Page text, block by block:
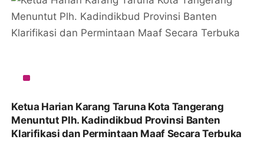
Ketua Harian Karang Taruna Kota Tangerang
Menuntut Plh. Kadindikbud Provinsi Banten
Klarifikasi dan Permintaan Maaf Secara Terbuka